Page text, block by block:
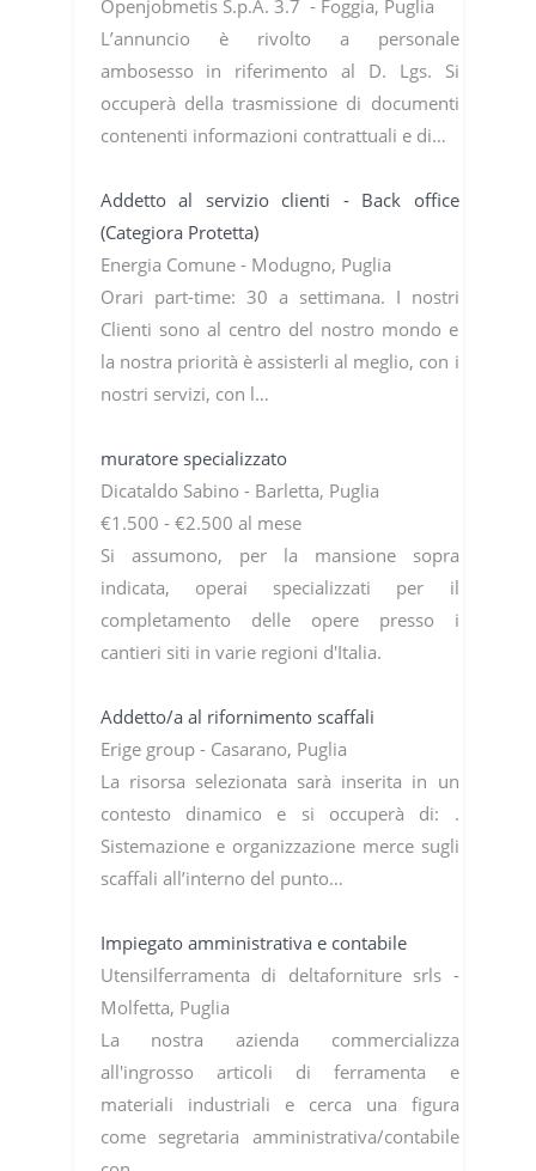
Openjobmetis S.p.A. 3.7 - Foggia, Puglia
L’annuncio è rivolto a personale
ambosesso in riferimento al D. Lgs. Si
occuperà della trasmissione di documenti
contenenti informazioni contrattuali e di…
Addetto al servizio clienti - Back office
(Categiora Protetta)
Energia Comune - Modugno, Puglia
Orari part-time: 30 a settimana. I nostri
Clienti sono al centro del nostro mondo e
la nostra priorità è assisterli al meglio, con i
nostri servizi, con l…
muratore specializzato
Dicataldo Sabino - Barletta, Puglia
€1.500 - €2.500 al mese
Si assumono, per la mansione sopra
indicata, operai specializzati per il
completamento delle opere presso i
cantieri siti in varie regioni d'Italia.
Addetto/a al rifornimento scaffali
Erige group - Casarano, Puglia
La risorsa selezionata sarà inserita in un
contesto dinamico e si occuperà di: .
Sistemazione e organizzazione merce sugli
scaffali all’interno del punto…
Impiegato amministrativa e contabile
Utensilferramenta di deltaforniture srls -
Molfetta, Puglia
La nostra azienda commercializza
all'ingrosso articoli di ferramenta e
materiali industriali e cerca una figura
come segretaria amministrativa/contabile